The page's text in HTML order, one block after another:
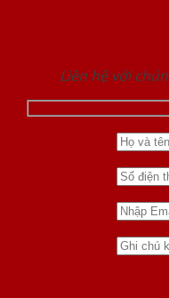
Liên hệ với